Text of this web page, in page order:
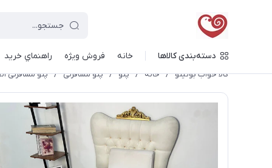
دسته‌بندی کالاها خانه فروش ویژه راهنماي خريد
کالا خواب بونیتو / خانه / پتو / پتو مسافرتی / پتو مسافرتی ۱نفره